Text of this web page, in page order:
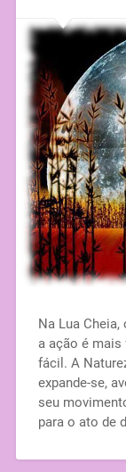
Na Lua
a ação é
fácil. A
expande-se,
seu
para o ato de